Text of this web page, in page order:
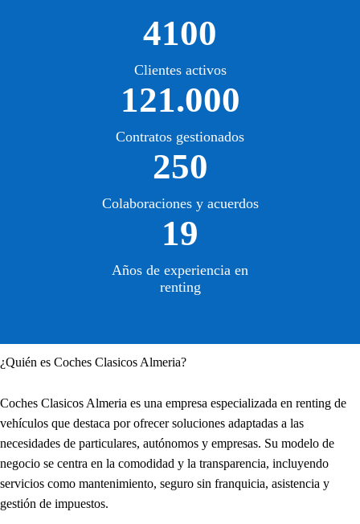
4100
Clientes activos
121.000
Contratos gestionados
250
Colaboraciones y acuerdos
19
Años de experiencia en
renting
¿Quién es Coches Clasicos Almeria?
Coches Clasicos Almeria es una empresa especializada en renting de
vehículos que destaca por ofrecer soluciones adaptadas a las
necesidades de particulares, autónomos y empresas. Su modelo de
negocio se centra en la comodidad y la transparencia, incluyendo
servicios como mantenimiento, seguro sin franquicia, asistencia y
gestión de impuestos.